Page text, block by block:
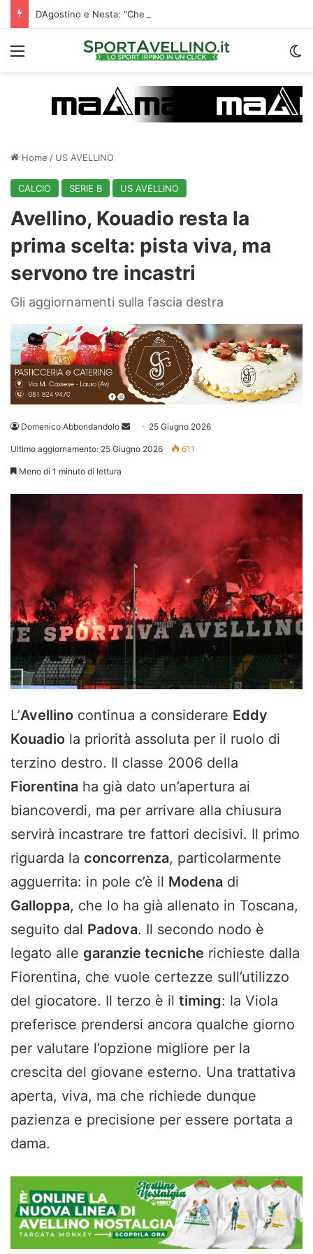
Menu
Home / US AVELLINO
CALCIO SERIE B US AVELLINO
Avellino, Kouadio resta la
prima scelta: pista viva, ma
servono tre incastri
Gli aggiornamenti sulla fascia destra
Domenico Abbondandolo
Invia 25 Giugno 2026
Ultimo aggiornamento: 25 Giugno 2026 611
Meno di 1 minuto di lettura
L’Avellino continua a considerare Eddy
Kouadio la priorità assoluta per il ruolo di
terzino destro. Il classe 2006 della
Fiorentina ha già dato un’apertura ai
biancoverdi, ma per arrivare alla chiusura
servirà incastrare tre fattori decisivi. Il primo
riguarda la concorrenza, particolarmente
agguerrita: in pole c’è il Modena di
Galloppa, che lo ha già allenato in Toscana,
seguito dal Padova. Il secondo nodo è
legato alle garanzie tecniche richieste dalla
Fiorentina, che vuole certezze sull’utilizzo
del giocatore. Il terzo è il timing: la Viola
preferisce prendersi ancora qualche giorno
per valutare l’opzione migliore per la
crescita del giovane esterno. Una trattativa
aperta, viva, ma che richiede dunque
pazienza e precisione per essere portata a
dama.